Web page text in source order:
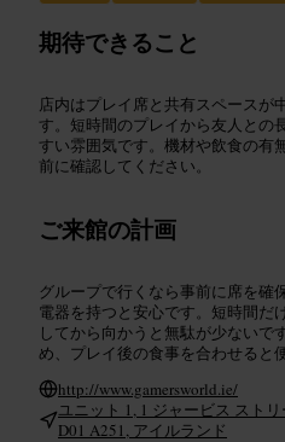
期待できること
店内はプレイ席と共有スペースが
す。短時間のプレイから友人との
すい雰囲気です。機材や飲食の有
前に確認してください。
ご来館の計画
グループで行くなら事前に席を確
電器を持つと安心です。短時間だ
してから向かうと無駄が少ないで
め、プレイ後の食事を合わせると
http://www.gamersworld.ie/
ユニット 1, 1 ジャービス スト
D01 A251, アイルランド